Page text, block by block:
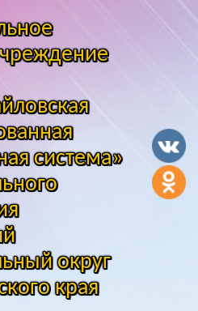
система»
округ
края